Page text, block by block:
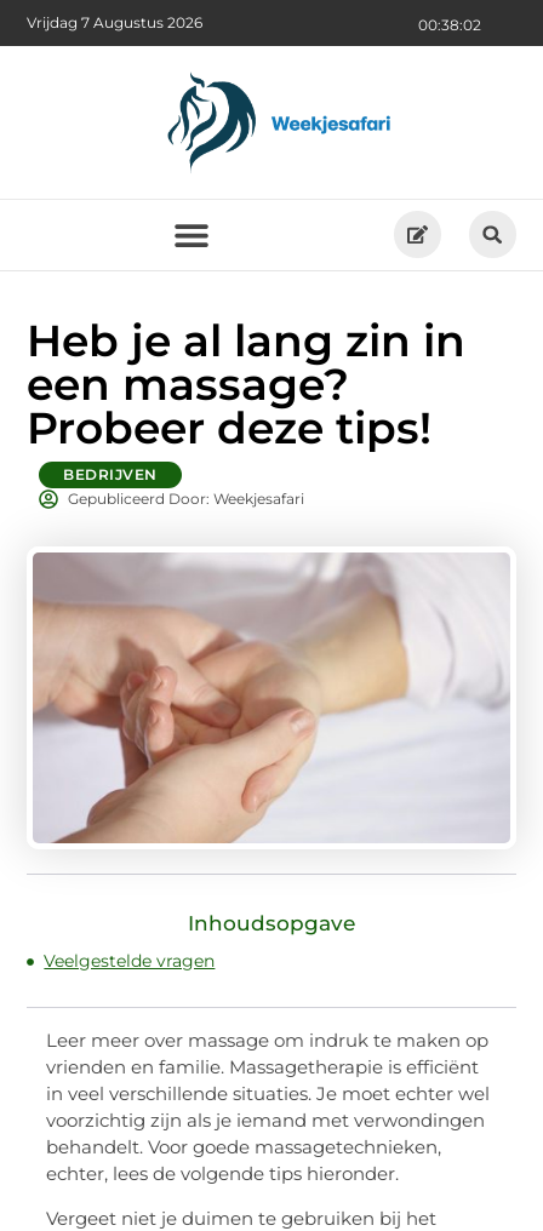
00:38:03
Vrijdag 7 Augustus 2026
Heb je al lang zin in
een massage?
Probeer deze tips!
BEDRIJVEN
Gepubliceerd Door: Weekjesafari
Inhoudsopgave
Veelgestelde vragen
Leer meer over massage om indruk te maken op
vrienden en familie. Massagetherapie is efficiënt
in veel verschillende situaties. Je moet echter wel
voorzichtig zijn als je iemand met verwondingen
behandelt. Voor goede massagetechnieken,
echter, lees de volgende tips hieronder.
Vergeet niet je duimen te gebruiken bij het